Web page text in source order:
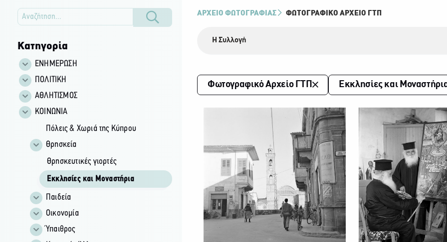
Κατηγορία
ΕΝΗΜΕΡΩΣΗ
ΠΟΛΙΤΙΚΗ
ΑΘΛΗΤΙΣΜΟΣ
ΚΟΙΝΩΝΙΑ
Πόλεις & Χωριά της Κύπρου
Θρησκεία
Θρησκευτικές γιορτές
Εκκλησίες και Μοναστήρια
Παιδεία
Οικονομία
Ύπαιθρος
ΑΡΧΕΙΟ ΦΩΤΟΓΡΑΦΙΑΣ ΦΩΤΟΓΡΑΦΙΚΌ ΑΡΧΕΊΟ ΓΤΠ
Η Συλλογή
Φωτογραφικό Αρχείο ΓΤΠ Εκκλησίες και